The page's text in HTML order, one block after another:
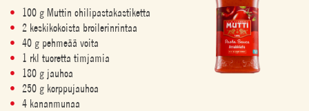
100 g Muttin chilipastakastiketta
2 keskikokoista broilerinrintaa
40 g pehmeää voita
1 rkl tuoretta timjamia
180 g jauhoa
250 g korppujauhoa
4 kananmunaa